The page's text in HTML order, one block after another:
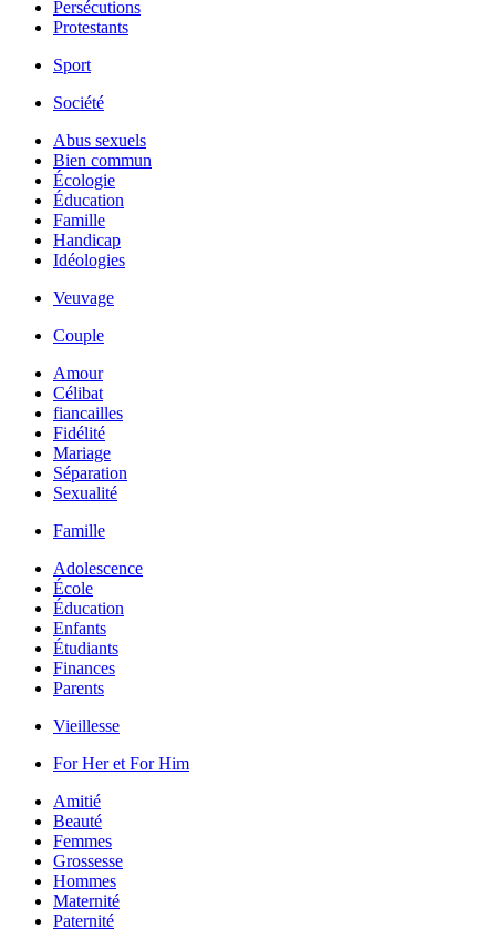
Persécutions
Protestants
Sport
Société
Abus sexuels
Bien commun
Écologie
Éducation
Famille
Handicap
Idéologies
Veuvage
Couple
Amour
Célibat
fiancailles
Fidélité
Mariage
Séparation
Sexualité
Famille
Adolescence
École
Éducation
Enfants
Étudiants
Finances
Parents
Vieillesse
For Her et For Him
Amitié
Beauté
Femmes
Grossesse
Hommes
Maternité
Paternité